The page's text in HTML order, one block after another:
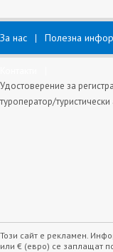
За нас Полезна
Удостоверение за
туроператор/
Този сайт е рекламен.
или € (евро) се заплащат